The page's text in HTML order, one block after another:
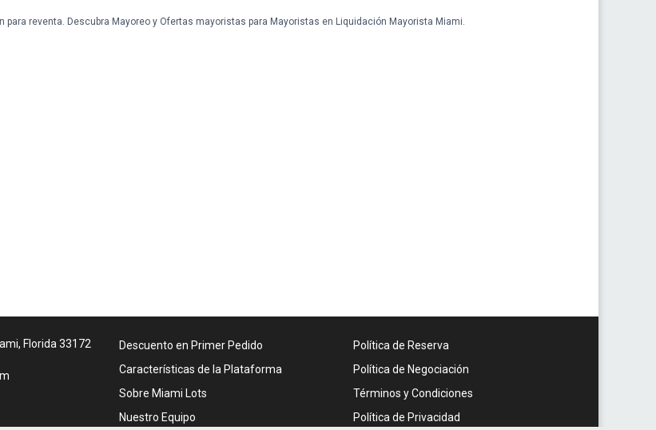
para reventa. Descubra Mayoreo y Ofertas mayoristas para Mayoristas en Liquidación Mayorista Miami.
Florida 33172
Descuento en Primer Pedido
Características de la Plataforma
Sobre Miami Lots
Nuestro Equipo
Política de Reserva
Política de Negociación
Términos y Condiciones
Política de Privacidad